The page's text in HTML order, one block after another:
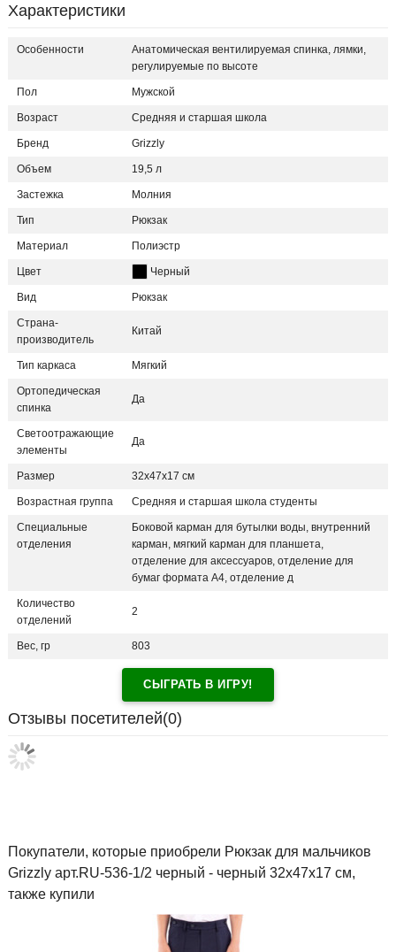
Характеристики
Особенности
Анатомическая вентилируемая спинка, лямки,
регулируемые по высоте
Пол Мужской
Возраст Средняя и старшая школа
Бренд Grizzly
Объем 19,5 л
Застежка Молния
Тип Рюкзак
Материал Полиэстр
Цвет Черный
Вид Рюкзак
Страна-
производитель
Китай
Тип каркаса Мягкий
Ортопедическая
спинка
Да
Светоотражающие
элементы
Да
Размер 32х47х17 см
Возрастная группа Средняя и старшая школа студенты
Специальные
отделения
Боковой карман для бутылки воды, внутренний
карман, мягкий карман для планшета,
отделение для аксессуаров, отделение для
бумаг формата А4, отделение д
Количество
отделений
2
Вес, гр 803
СЫГРАТЬ В ИГРУ!
Отзывы посетителей(0)
Покупатели, которые приобрели Рюкзак для мальчиков
Grizzly арт.RU-536-1/2 черный - черный 32х47х17 см,
также купили